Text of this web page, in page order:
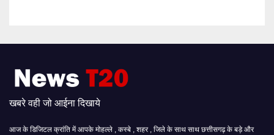
खबरे वही जो आईना दिखाये
आज के डिजिटल क्रांति में आपके मोहल्ले , कस्बे , शहर , जिले के साथ साथ छत्तीसगढ़ के बड़े और